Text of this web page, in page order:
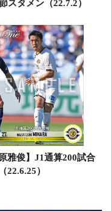
スタメン（22.7.2）
原雅俊】J1通算200試合
22.6.25）